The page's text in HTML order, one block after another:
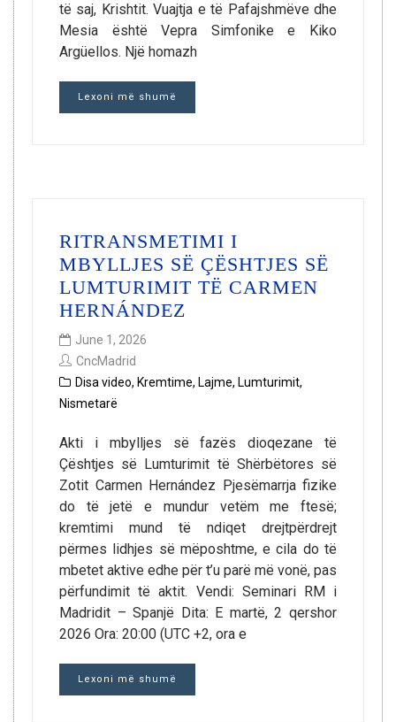
të saj, Krishtit. Vuajtja e të Pafajshmëve dhe
Mesia është Vepra Simfonike e Kiko
Argüellos. Një homazh
Lexoni më shumë
RITRANSMETIMI I
MBYLLJES SË ÇËSHTJES SË
LUMTURIMIT TË CARMEN
HERNÁNDEZ
June 1, 2026
CncMadrid
Disa video, Kremtime, Lajme, Lumturimit,
Nismetarë
Akti i mbylljes së fazës dioqezane të
Çështjes së Lumturimit të Shërbëtores së
Zotit Carmen Hernández Pjesëmarrja fizike
do të jetë e mundur vetëm me ftesë;
kremtimi mund të ndiqet drejtpërdrejt
përmes lidhjes së mëposhtme, e cila do të
mbetet aktive edhe për t’u parë më vonë, pas
përfundimit të aktit. Vendi: Seminari RM i
Madridit – Spanjë Dita: E martë, 2 qershor
2026 Ora: 20:00 (UTC +2, ora e
Lexoni më shumë